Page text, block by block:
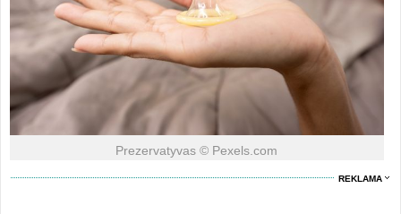
Prezervatyvas © Pexels.com
REKLAMA